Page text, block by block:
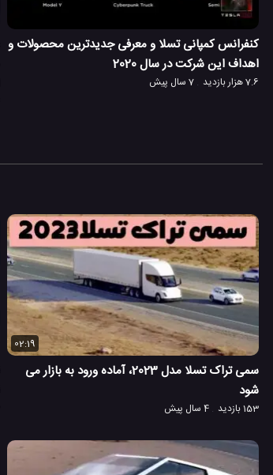
کنفرانس کمپانی تسلا و معرفی جدیدترین محصولات و
اهداف این شرکت در سال 2020
7.6 هزار بازدید 7 سال پیش
02:19
سمی تراک تسلا مدل 2023، آماده ورود به بازار می
شود
153 بازدید 4 سال پیش